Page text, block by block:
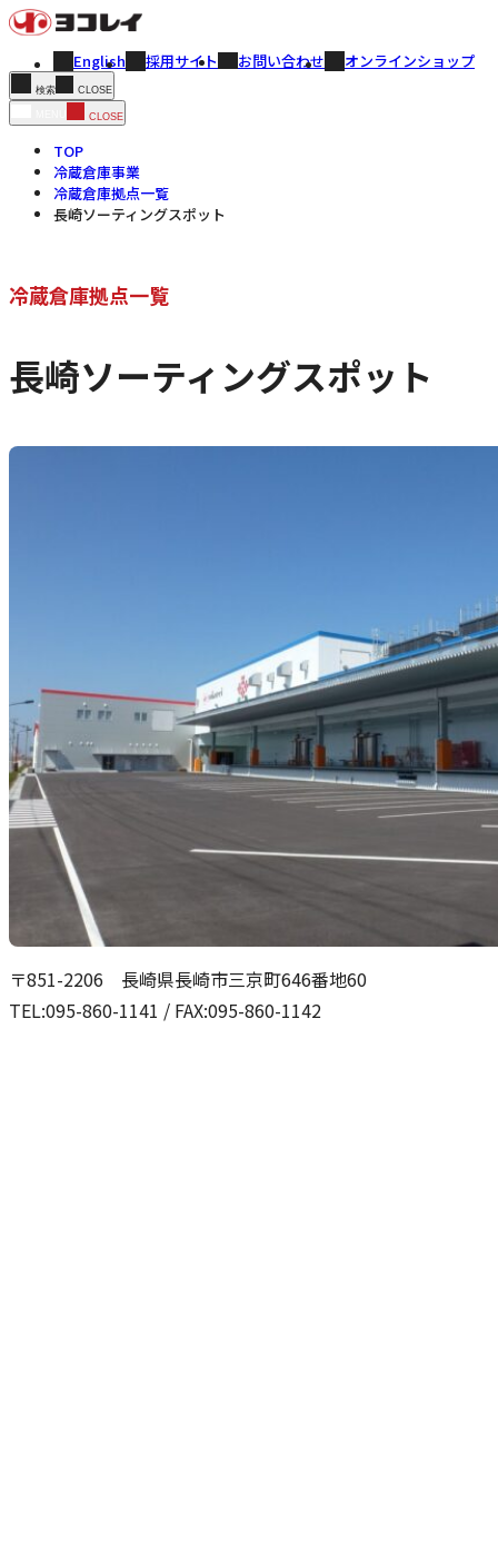
English 採用サイト お問い合わせ オンラインショップ
検索 CLOSE
CLOSE
TOP
冷蔵倉庫事業
冷蔵倉庫拠点一覧
長崎ソーティングスポット
長崎ソーティングスポット
冷蔵倉庫拠点一覧
〒851-2206 長崎県長崎市三京町646番地60
TEL:095-860-1141 / FAX:095-860-1142